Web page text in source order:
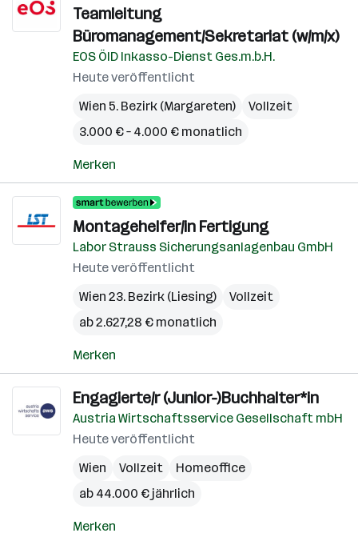
Teamleitung
Büromanagement/Sekretariat (w/m/x)
EOS ÖID Inkasso-Dienst Ges.m.b.H.
Heute veröffentlicht
Wien 5. Bezirk (Margareten)
Vollzeit
3.000 € – 4.000 € monatlich
Merken
Montagehelfer/in Fertigung
Labor Strauss Sicherungsanlagenbau GmbH
Heute veröffentlicht
Wien 23. Bezirk (Liesing)
Vollzeit
ab 2.627,28 € monatlich
Merken
Engagierte/r (Junior-)Buchhalter*in
Austria Wirtschaftsservice Gesellschaft mbH
Heute veröffentlicht
Wien
Vollzeit
Homeoffice
ab 44.000 € jährlich
Merken